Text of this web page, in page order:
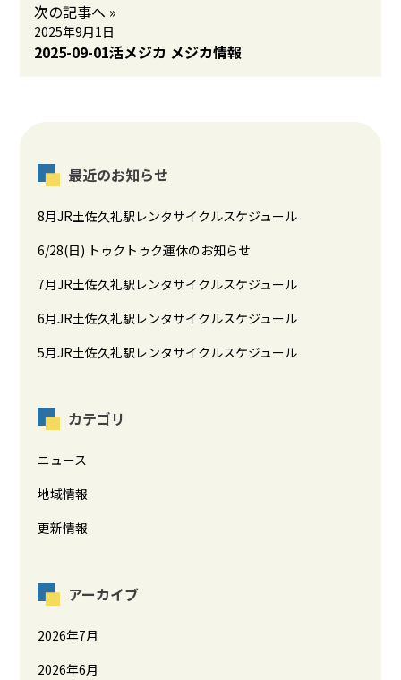
次の記事へ »
2025年9月1日
2025-09-01活メジカ メジカ情報
最近のお知らせ
8月JR土佐久礼駅レンタサイクルスケジュール
6/28(日) トゥクトゥク運休のお知らせ
7月JR土佐久礼駅レンタサイクルスケジュール
6月JR土佐久礼駅レンタサイクルスケジュール
5月JR土佐久礼駅レンタサイクルスケジュール
カテゴリ
ニュース
地域情報
更新情報
アーカイブ
2026年7月
2026年6月